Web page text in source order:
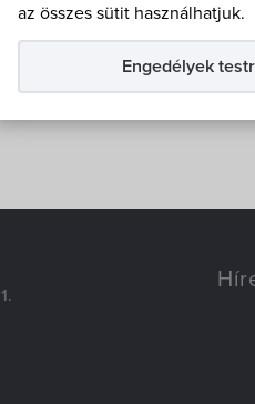
az összes sütit használhatjuk.
Engedélyek